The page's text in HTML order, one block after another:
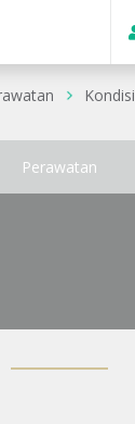
Kondisi
Perawatan